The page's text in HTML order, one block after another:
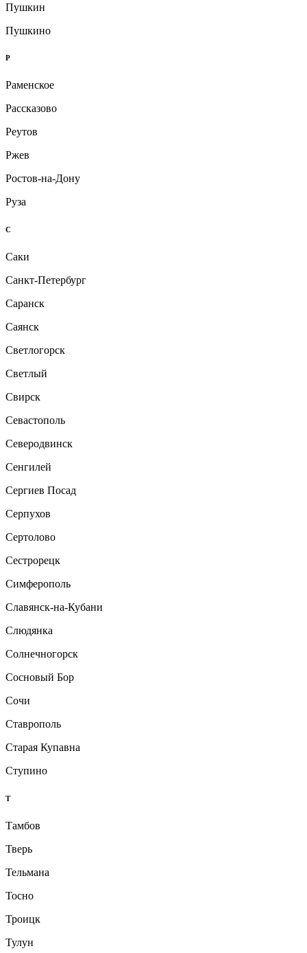
Пушкин
Пушкино
Р
Раменское
Рассказово
Реутов
Ржев
Ростов-на-Дону
Руза
С
Саки
Санкт-Петербург
Саранск
Саянск
Светлогорск
Светлый
Свирск
Севастополь
Северодвинск
Сенгилей
Сергиев Посад
Серпухов
Сертолово
Сестрорецк
Симферополь
Славянск-на-Кубани
Слюдянка
Солнечногорск
Сосновый Бор
Сочи
Ставрополь
Старая Купавна
Ступино
Т
Тамбов
Тверь
Тельмана
Тосно
Троицк
Тулун